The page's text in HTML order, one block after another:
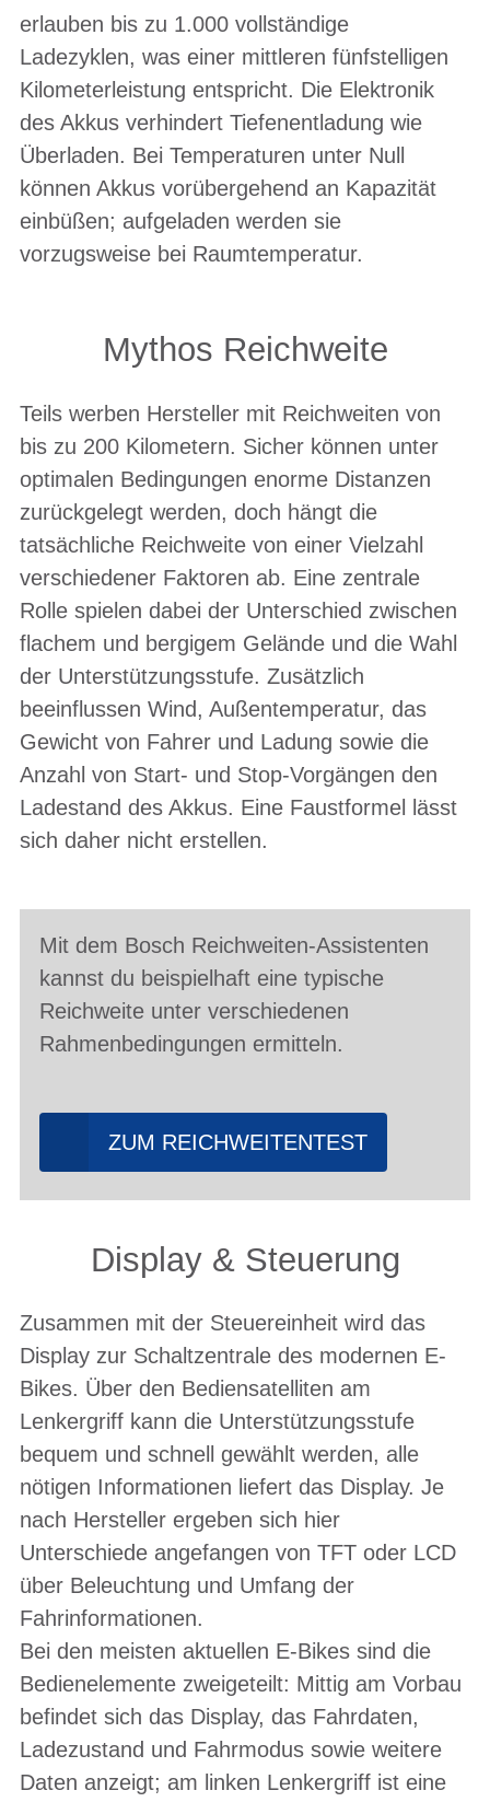
erlauben bis zu 1.000 vollständige
Ladezyklen, was einer mittleren fünfstelligen
Kilometerleistung entspricht. Die Elektronik
des Akkus verhindert Tiefenentladung wie
Überladen. Bei Temperaturen unter Null
können Akkus vorübergehend an Kapazität
einbüßen; aufgeladen werden sie
vorzugsweise bei Raumtemperatur.
Mythos Reichweite
Teils werben Hersteller mit Reichweiten von
bis zu 200 Kilometern. Sicher können unter
optimalen Bedingungen enorme Distanzen
zurückgelegt werden, doch hängt die
tatsächliche Reichweite von einer Vielzahl
verschiedener Faktoren ab. Eine zentrale
Rolle spielen dabei der Unterschied zwischen
flachem und bergigem Gelände und die Wahl
der Unterstützungsstufe. Zusätzlich
beeinflussen Wind, Außentemperatur, das
Gewicht von Fahrer und Ladung sowie die
Anzahl von Start- und Stop-Vorgängen den
Ladestand des Akkus. Eine Faustformel lässt
sich daher nicht erstellen.
Mit dem Bosch Reichweiten-Assistenten
kannst du beispielhaft eine typische
Reichweite unter verschiedenen
Rahmenbedingungen ermitteln.
ZUM REICHWEITENTEST
Display & Steuerung
Zusammen mit der Steuereinheit wird das
Display zur Schaltzentrale des modernen E-
Bikes. Über den Bediensatelliten am
Lenkergriff kann die Unterstützungsstufe
bequem und schnell gewählt werden, alle
nötigen Informationen liefert das Display. Je
nach Hersteller ergeben sich hier
Unterschiede angefangen von TFT oder LCD
über Beleuchtung und Umfang der
Fahrinformationen.
Bei den meisten aktuellen E-Bikes sind die
Bedienelemente zweigeteilt: Mittig am Vorbau
befindet sich das Display, das Fahrdaten,
Ladezustand und Fahrmodus sowie weitere
Daten anzeigt; am linken Lenkergriff ist eine